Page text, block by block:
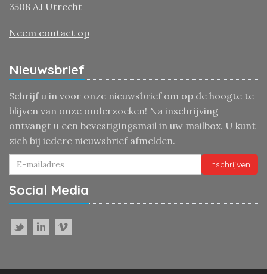
3508 AJ Utrecht
Neem contact op
Nieuwsbrief
Schrijf u in voor onze nieuwsbrief om op de hoogte te
blijven van onze onderzoeken! Na inschrijving
ontvangt u een bevestigingsmail in uw mailbox. U kunt
zich bij iedere nieuwsbrief afmelden.
Inschrijven
Social Media